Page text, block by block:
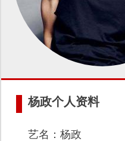
杨政个人资料
艺名：杨政